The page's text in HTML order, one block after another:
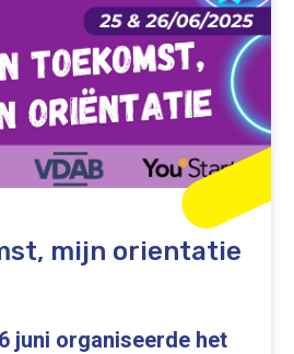
mijn orientatie
juni organiseerde het